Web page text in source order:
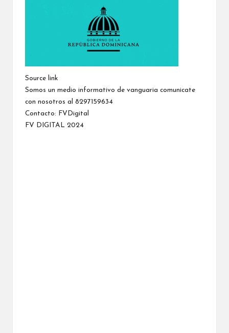
Source link
Somos un medio informativo de vanguaria comunicate
con nosotros al 8297159634
Contacto:
FVDigital
FV DIGITAL 2024